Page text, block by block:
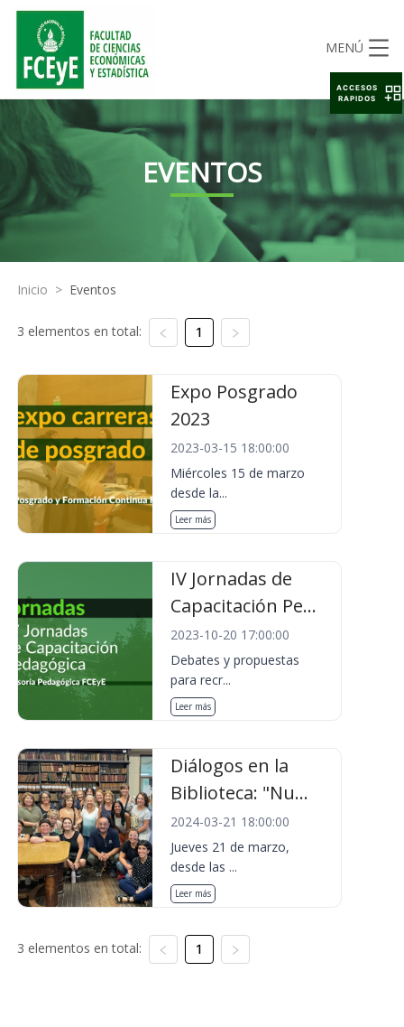
MENÚ
EVENTOS
Inicio > Eventos
3 elementos en total: 1
Expo Posgrado
2023
2023-03-15 18:00:00
Miércoles 15 de marzo
desde la...
Leer más
IV Jornadas de
Capacitación Pe...
2023-10-20 17:00:00
Debates y propuestas
para recr...
Leer más
Diálogos en la
Biblioteca: "Nu...
2024-03-21 18:00:00
Jueves 21 de marzo,
desde las ...
Leer más
3 elementos en total: 1
ACCESOS
RAPIDOS